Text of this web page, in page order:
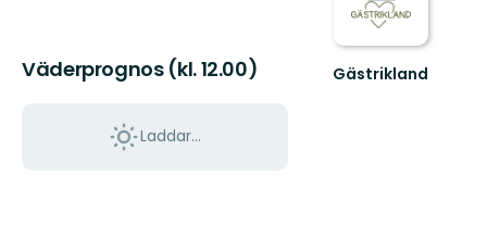
Väderprognos (kl. 12.00)
Laddar...
Gästrikland